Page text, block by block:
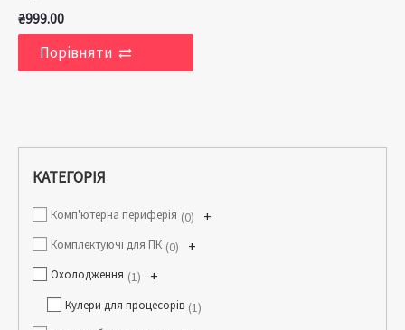
КАТЕГОРІЯ
Комп'ютерна периферія +
0
Комплектуючі для ПК +
0
Охолодження +
1
Кулери для процесорів 1
₴999.00
Порівняти